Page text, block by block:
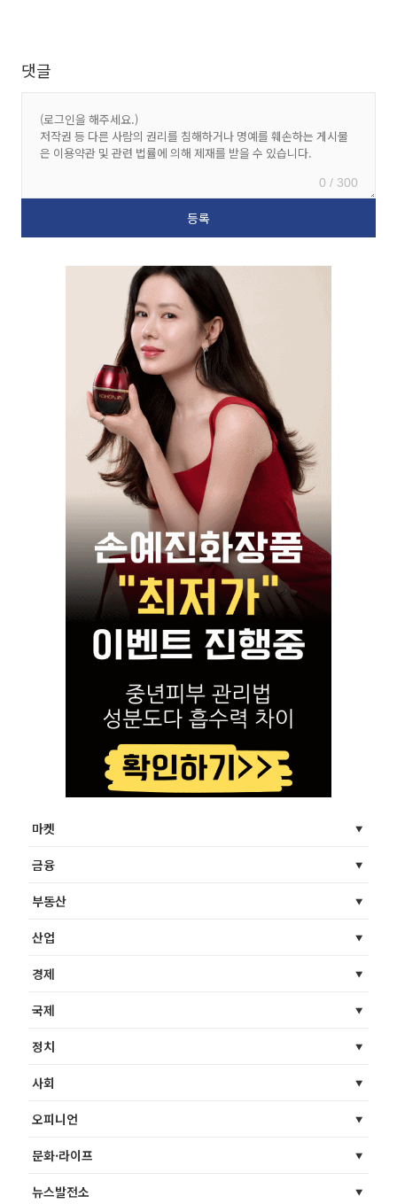
댓글
0 / 300
마켓
금융
부동산
산업
경제
국제
정치
사회
오피니언
문화·라이프
뉴스발전소